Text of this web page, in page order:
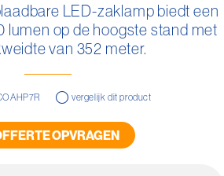
LED-zaklamp biedt een
lumen op de hoogste stand met
van 352 meter.
vergelijk dit product
OPVRAGEN